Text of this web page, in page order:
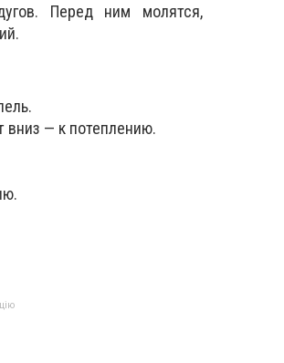
Перед ним молятся,
вниз — к потеплению.